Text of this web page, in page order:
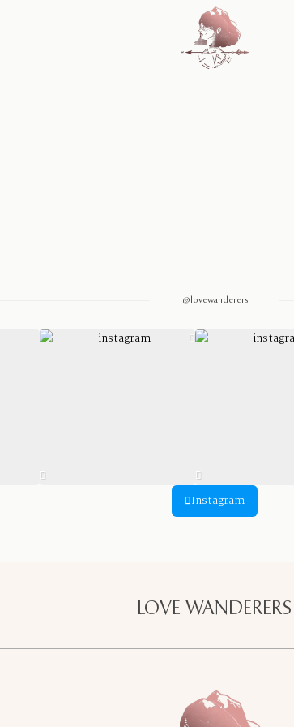
@lovewanderers
Instagram
LOVE WANDERERS